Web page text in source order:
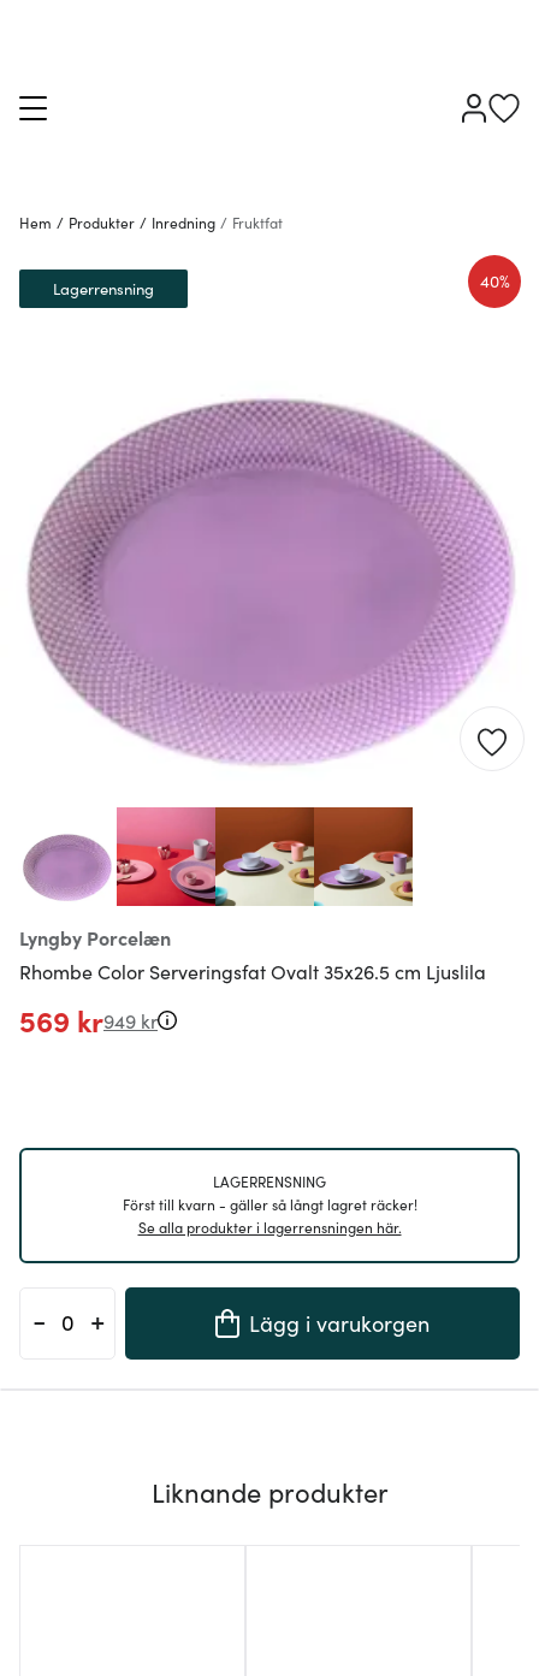
Hem / Produkter / Inredning / Fruktfat
Lyngby Porcelæn
Rhombe Color Serveringsfat Ovalt 35x26.5 cm Ljuslila
40%
Lagerrensning
569 kr949 kr
LAGERRENSNING
Först till kvarn - gäller så långt lagret räcker!
Se alla produkter i lagerrensningen här.
- + Lägg i varukorgen
Liknande produkter